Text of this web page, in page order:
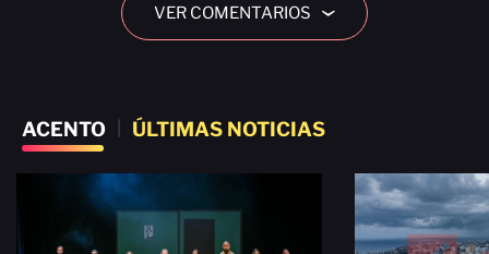
VER COMENTARIOS ›
ACENTO ÚLTIMAS NOTICIAS